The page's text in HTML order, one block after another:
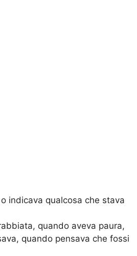
indicava qualcosa che stava
quando aveva paura,
quando pensava che fossi